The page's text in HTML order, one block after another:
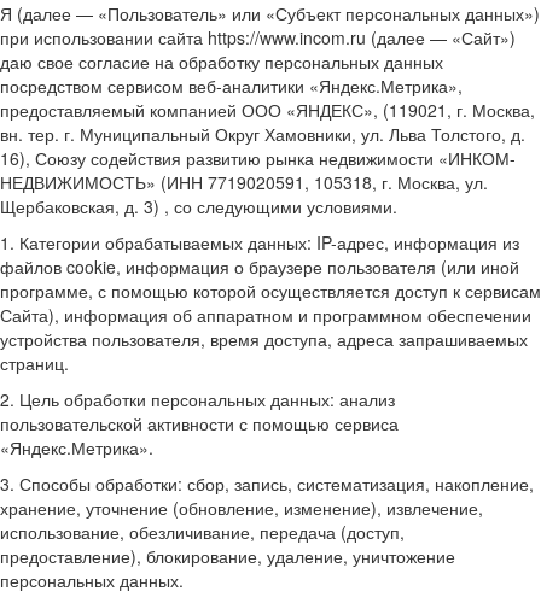
Я (далее — «Пользователь» или «Субъект персональных данных»)
при использовании сайта https://www.incom.ru (далее — «Сайт»)
даю свое согласие на обработку персональных данных
посредством сервисом веб-аналитики «Яндекс.Метрика»,
предоставляемый компанией ООО «ЯНДЕКС», (119021, г. Москва,
вн. тер. г. Муниципальный Округ Хамовники, ул. Льва Толстого, д.
16), Союзу содействия развитию рынка недвижимости «ИНКОМ-
НЕДВИЖИМОСТЬ» (ИНН 7719020591, 105318, г. Москва, ул.
Щербаковская, д. 3) , со следующими условиями.
1. Категории обрабатываемых данных: IP-адрес, информация из
файлов cookie, информация о браузере пользователя (или иной
программе, с помощью которой осуществляется доступ к сервисам
Сайта), информация об аппаратном и программном обеспечении
устройства пользователя, время доступа, адреса запрашиваемых
страниц.
2. Цель обработки персональных данных: анализ
пользовательской активности с помощью сервиса
«Яндекс.Метрика».
3. Способы обработки: сбор, запись, систематизация, накопление,
хранение, уточнение (обновление, изменение), извлечение,
использование, обезличивание, передача (доступ,
предоставление), блокирование, удаление, уничтожение
персональных данных.